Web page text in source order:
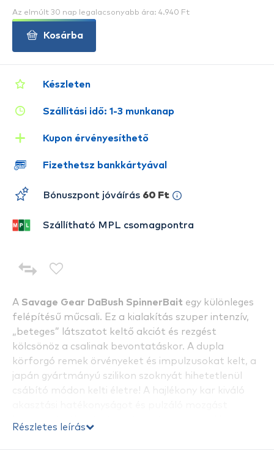
A Savage Gear DaBush SpinnerBait egy különleges
felépítésű műcsali. Ez a kialakítás szuper intenzív,
„beteges” látszatot keltő akciót és rezgést
kölcsönöz a csalinak bevontatáskor. A dupla
körforgó remek örvényeket és impulzusokat kelt, a
japán gyártmányú szilikon szoknyát hihetetlenül
csábító módon kelti életre! A hajlékony kar kiváló
Részletes leírás
Készleten
Szállítási idő: 1-3 munkanap
Kupon érvényesíthető
Fizethetsz bankkártyával
Bónuszpont jóváírás 60 Ft
Szállítható MPL csomagpontra
Az elmúlt 30 nap legalacsonyabb ára: 4.940 Ft
Kosárba